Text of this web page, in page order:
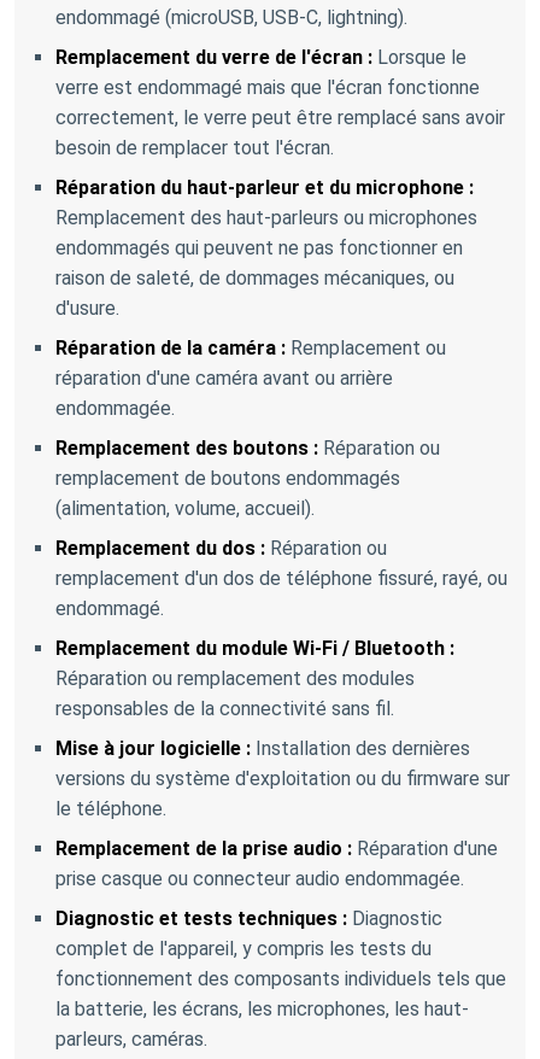
endommagé (microUSB, USB-C, lightning).
Remplacement du verre de l'écran : Lorsque le
verre est endommagé mais que l'écran fonctionne
correctement, le verre peut être remplacé sans avoir
besoin de remplacer tout l'écran.
Réparation du haut-parleur et du microphone :
Remplacement des haut-parleurs ou microphones
endommagés qui peuvent ne pas fonctionner en
raison de saleté, de dommages mécaniques, ou
d'usure.
Réparation de la caméra : Remplacement ou
réparation d'une caméra avant ou arrière
endommagée.
Remplacement des boutons : Réparation ou
remplacement de boutons endommagés
(alimentation, volume, accueil).
Remplacement du dos : Réparation ou
remplacement d'un dos de téléphone fissuré, rayé, ou
endommagé.
Remplacement du module Wi-Fi / Bluetooth :
Réparation ou remplacement des modules
responsables de la connectivité sans fil.
Mise à jour logicielle : Installation des dernières
versions du système d'exploitation ou du firmware sur
le téléphone.
Remplacement de la prise audio : Réparation d'une
prise casque ou connecteur audio endommagée.
Diagnostic et tests techniques : Diagnostic
complet de l'appareil, y compris les tests du
fonctionnement des composants individuels tels que
la batterie, les écrans, les microphones, les haut-
parleurs, caméras.